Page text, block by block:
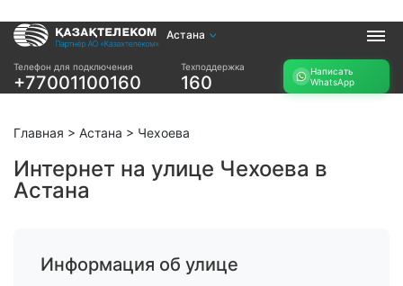
Астана
Телефон для подключения
+77001100160
Техподдержка
160
Написать
WhatsApp
Услуги
Интернет и ТВ в
Интернет и ТВ в
Интернет в офис
Прочее
подбор тарифа
Главная > Астана > Чехоева
Интернет на улице Чехоева в
Астана
Информация об улице